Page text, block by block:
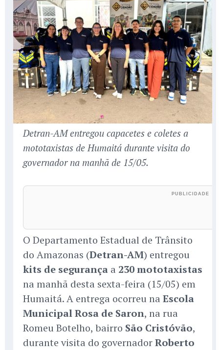
Detran-AM entregou capacetes e coletes a
mototaxistas de Humaitá durante visita do
governador na manhã de 15/05.
O Departamento Estadual de Trânsito
do Amazonas (Detran-AM) entregou
kits de segurança a 230 mototaxistas
na manhã desta sexta-feira (15/05) em
Humaitá. A entrega ocorreu na Escola
Municipal Rosa de Saron, na rua
Romeu Botelho, bairro São Cristóvão,
durante visita do governadorRoberto